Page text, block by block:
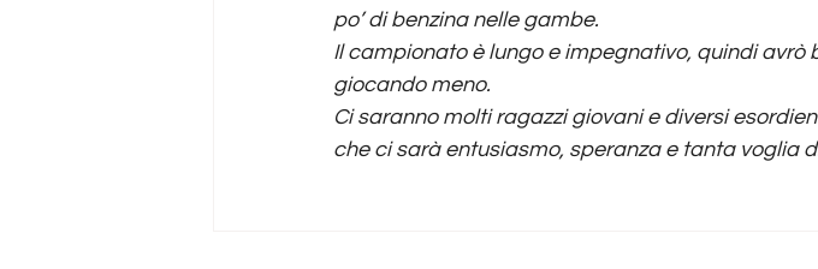
po’ di benzina nelle gambe.
Il campionato è lungo e impegnativo, quindi avrò
giocando meno.
Ci saranno molti ragazzi giovani e diversi
che ci sarà entusiasmo, speranza e tanta voglia